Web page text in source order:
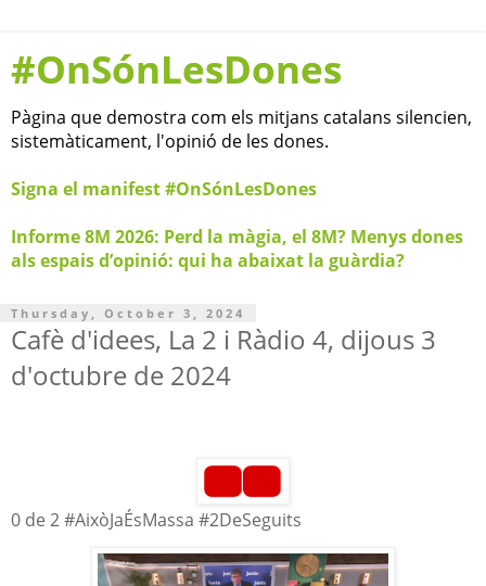
#OnSónLesDones
Pàgina que demostra com els mitjans catalans silencien,
sistemàticament, l'opinió de les dones.
Signa el manifest #OnSónLesDones
Informe 8M 2026: Perd la màgia, el 8M? Menys dones
als espais d’opinió: qui ha abaixat la guàrdia?
Thursday, October 3, 2024
Cafè d'idees, La 2 i Ràdio 4, dijous 3
d'octubre de 2024
0 de 2 #AixòJaÉsMassa #2DeSeguits